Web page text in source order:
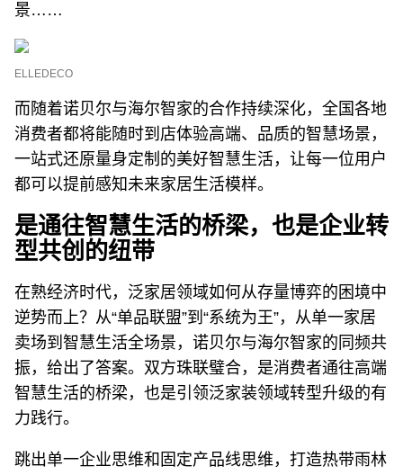
景……
ELLEDECO
而随着诺贝尔与海尔智家的合作持续深化，全国各地
消费者都将能随时到店体验高端、品质的智慧场景，
一站式还原量身定制的美好智慧生活，让每一位用户
都可以提前感知未来家居生活模样。
是通往智慧生活的桥梁，也是企业转
型共创的纽带
在熟经济时代，泛家居领域如何从存量博弈的困境中
逆势而上？从“单品联盟”到“系统为王”，从单一家居
卖场到智慧生活全场景，诺贝尔与海尔智家的同频共
振，给出了答案。双方珠联璧合，是消费者通往高端
智慧生活的桥梁，也是引领泛家装领域转型升级的有
力践行。
跳出单一企业思维和固定产品线思维，打造热带雨林